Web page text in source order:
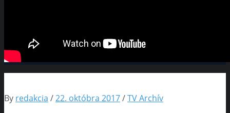
By redakcia /22. októbra 2017/TV Archív